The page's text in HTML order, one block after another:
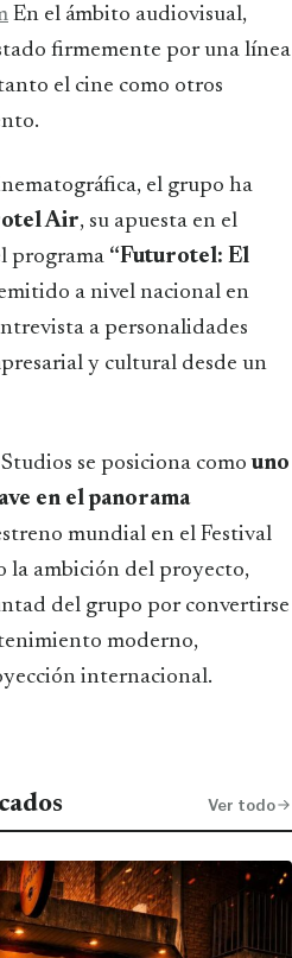
En el ámbito audiovisual,
firmemente por una línea
el cine como otros
el grupo ha
Air, su apuesta en el
programa “Futurotel: El
a nivel nacional en
a personalidades
y cultural desde un
se posiciona comouno
en el panorama
mundial en el Festival
la ambición del proyecto,
del grupo por convertirse
moderno,
internacional.
Ver todo